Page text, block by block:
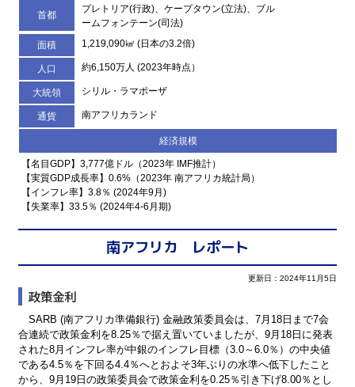
首都
プレトリア(行政)、ケープタウン(立法)、ブル
ームフォンテーン(司法)
面積
1,219,090㎢ (日本の3.2倍)
人口 約6,150万人 (2023年時点）
大統領 シリル・ラマポーザ
通貨 南アフリカランド
経済規模
【名目GDP】3,777億ドル（2023年 IMF推計）
【実質GDP成長率】0.6%（2023年 南アフリカ統計局）
【インフレ率】3.8％ (2024年9月)
【失業率】33.5％ (2024年4‐6月期)
南アフリカ レポート
更新日：2024年11月5日
政策金利
SARB (南アフリカ準備銀行) 金融政策委員会は、7月18日まで7会
合連続で政策金利を8.25％で据え置いていましたが、9月18日に発表
された8月インフレ率が中銀のインフレ目標（3.0～6.0％）の中央値
である4.5％を下回る4.4％へとおよそ3年ぶりの水準へ低下したこと
から、9月19日の政策委員会で政策金利を0.25％引き下げ8.00％とし